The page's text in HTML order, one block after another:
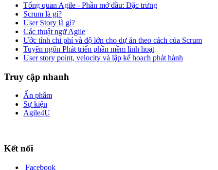
Tổng quan Agile - Phần mở đầu: Đặc trưng
Scrum là gì?
User Story là gì?
Các thuật ngữ Agile
Ước tính chi phí và độ lớn cho dự án theo cách của Scrum
Tuyên ngôn Phát triển phần mềm linh hoạt
User story point, velocity và lập kế hoạch phát hành
Truy cập nhanh
Ấn phẩm
Sự kiện
Agile4U
Kết nối
Facebook